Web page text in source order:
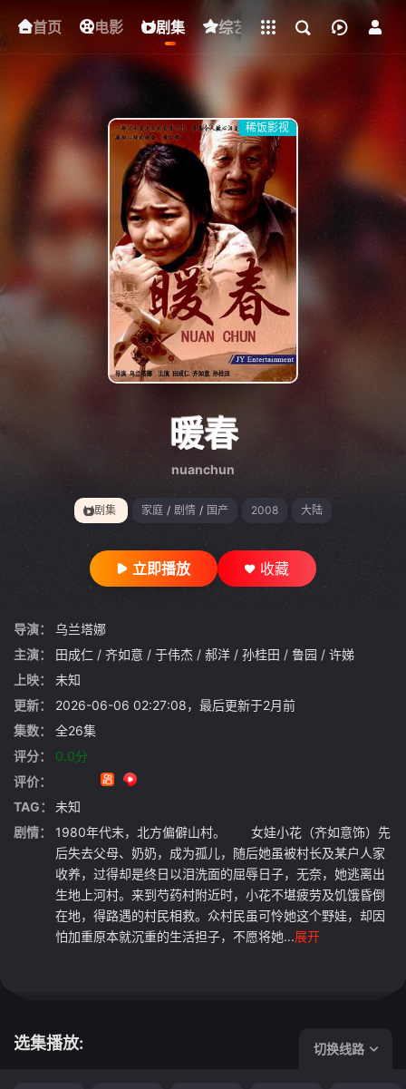
首页 电影 剧集 综艺 动漫 短剧
下载客户端
稀饭影视
暖春
nuanchun
剧集 家庭 / 剧情 / 国产 2008 大陆
立即播放 收藏
导演：
乌兰塔娜
主演：
田成仁 / 齐如意 / 于伟杰 / 郝洋 / 孙桂田 / 鲁园 / 许娣
上映：
未知
更新：
2026-06-06 02:27:08，最后更新于2月前
集数：
全26集
评分：
0.0分
评价：
TAG：
未知
剧情：
1980年代末，北方偏僻山村。 女娃小花（齐如意饰）先
后失去父母、奶奶，成为孤儿，随后她虽被村长及某户人家
收养，过得却是终日以泪洗面的屈辱日子，无奈，她逃离出
生地上河村。来到芍药村附近时，小花不堪疲劳及饥饿昏倒
在地，得路遇的村民相救。众村民虽可怜她这个野娃，却因
怕加重原本就沉重的生活担子，不愿将她...展开
选集播放: 切换线路